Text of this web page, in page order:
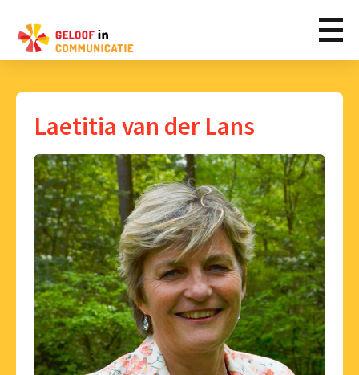
Laetitia van der Lans